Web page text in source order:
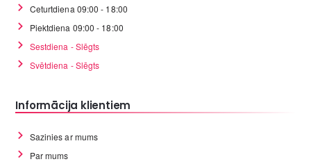
Ceturtdiena 09:00 - 18:00
Piektdiena 09:00 - 18:00
Sestdiena - Slēgts
Svētdiena - Slēgts
Informācija klientiem
Sazinies ar mums
Par mums